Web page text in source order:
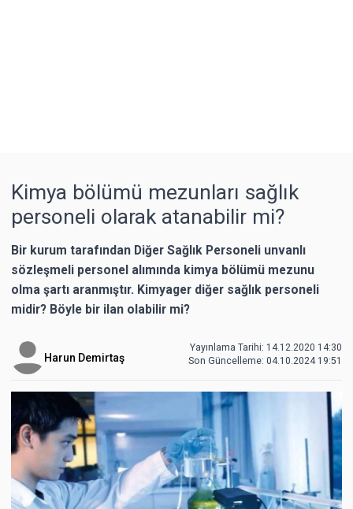
Kimya bölümü mezunları sağlık
personeli olarak atanabilir mi?
Bir kurum tarafından Diğer Sağlık Personeli unvanlı
sözleşmeli personel alımında kimya bölümü mezunu
olma şartı aranmıştır. Kimyager diğer sağlık personeli
midir? Böyle bir ilan olabilir mi?
Harun Demirtaş
Yayınlama Tarihi: 14.12.2020 14:30
Son Güncelleme: 04.10.2024 19:51